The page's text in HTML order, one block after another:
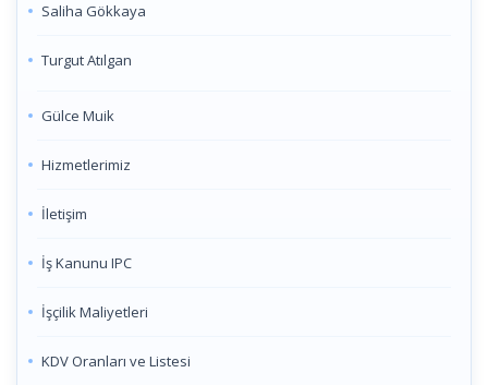
Saliha Gökkaya
Turgut Atılgan
Gülce Muik
Hizmetlerimiz
İletişim
İş Kanunu IPC
İşçilik Maliyetleri
KDV Oranları ve Listesi